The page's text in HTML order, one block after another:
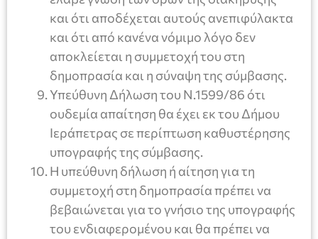
και ότι αποδέχεται αυτούς ανεπιφύλακτα
και ότι από κανένα νόμιμο λόγο δεν
αποκλείεται η συμμετοχή του στη
δημοπρασία και η σύναψη της σύμβασης.
Υπεύθυνη Δήλωση του Ν.1599/86 ότι
ουδεμία απαίτηση θα έχει εκ του Δήμου
Ιεράπετρας σε περίπτωση καθυστέρησης
υπογραφής της σύμβασης.
Η υπεύθυνη δήλωση ή αίτηση για τη
συμμετοχή στη δημοπρασία πρέπει να
βεβαιώνεται για το γνήσιο της υπογραφής
του ενδιαφερομένου και θα πρέπει να